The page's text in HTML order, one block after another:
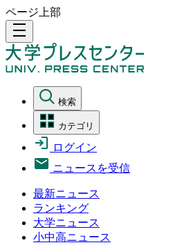
ページ上部
density_medium
検索
カテゴリ
ログイン
ニュースを受信
最新ニュース
ランキング
大学ニュース
小中高ニュース